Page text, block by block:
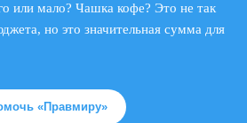
или мало? Чашка кофе? Это не так
но это значительная сумма для
«Правмиру»